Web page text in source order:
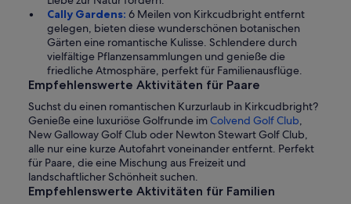
Cally Gardens: 6 Meilen von Kirkcudbright entfernt
gelegen, bieten diese wunderschönen botanischen
Gärten eine romantische Kulisse. Schlendere durch
vielfältige Pflanzensammlungen und genieße die
friedliche Atmosphäre, perfekt für Familienausflüge.
Empfehlenswerte Aktivitäten für Paare
Suchst du einen romantischen Kurzurlaub in Kirkcudbright?
Genieße eine luxuriöse Golfrunde imColvend Golf Club,
New Galloway Golf Club oder Newton Stewart Golf Club,
alle nur eine kurze Autofahrt voneinander entfernt. Perfekt
für Paare, die eine Mischung aus Freizeit und
landschaftlicher Schönheit suchen.
Empfehlenswerte Aktivitäten für Familien